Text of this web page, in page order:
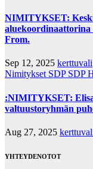
NIMITYKSET:
aluekoordinaattorina
From.
Sep 12, 2025 kerttuvali
Nimitykset SDP SDP
:NIMITYKSET:
valtuustoryhmän
Aug 27, 2025
YHTEYDENOTOT